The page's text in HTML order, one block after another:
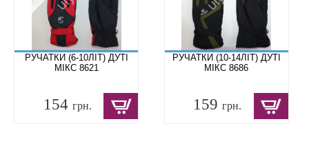
РУЧАТКИ (6-10ЛІТ) ДУТІ
МІКС 8621
154 грн.
РУЧАТКИ (10-14ЛІТ) ДУТІ
МІКС 8686
159грн.